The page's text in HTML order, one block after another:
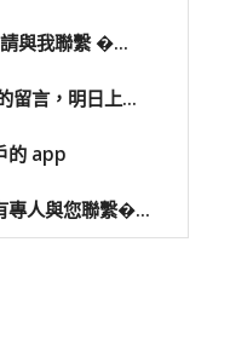
與我聯繫 �...
留言，明日上...
的 app
專人與您聯繫�...